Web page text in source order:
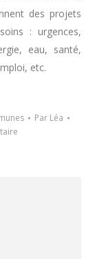
des projets
: urgences,
eau, santé,
etc.
Par Léa